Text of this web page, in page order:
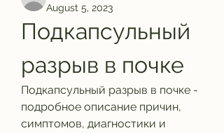
August 5, 2023
Подкапсульный
разрыв в почке
Подкапсульный разрыв в почке -
подробное описание причин,
симптомов, диагностики и